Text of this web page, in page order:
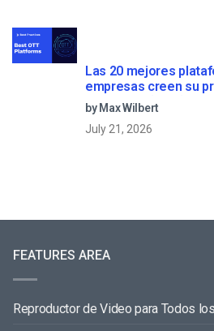
Las 20 mejores
empresas creen su
streaming (2026)
by Max Wilbert
July 21, 2026
FEATURES AREA
Reproductor de Video para Todos